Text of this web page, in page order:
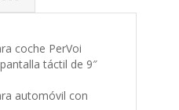
táctil de 9″
automóvil con